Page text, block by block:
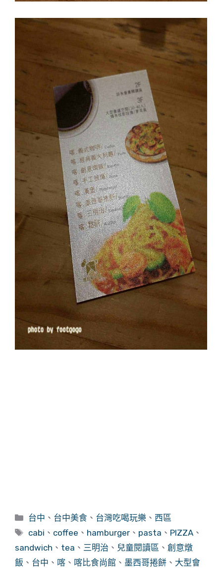
分
台中 、 台中美食 、 台灣吃喝玩樂 、 西區
標
籤
cabi 、 coffee 、 hamburger 、 pasta 、 PIZZA 、
sandwich 、 tea 、 三明治 、 兒童閱讀區 、 創意燉
飯 、 台中 、 喀 、 喀比食尚館 、 墨西哥捲餅 、 大型會